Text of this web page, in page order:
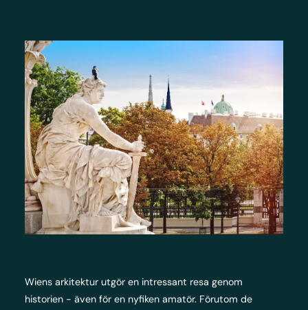
Wiens arkitektur utgör en intressant resa genom
historien - även för en nyfiken amatör. Förutom de